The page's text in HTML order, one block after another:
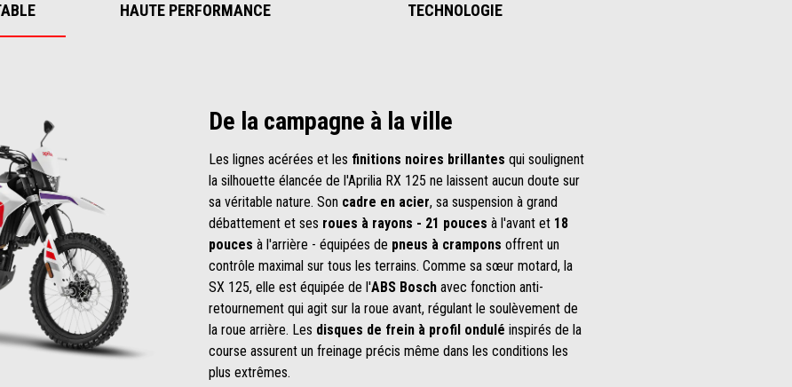
HAUTE PERFORMANCE TECHNOLOGIE
De la campagne à la ville
Les lignes acérées et les finitions noires brillantes qui soulignent
la silhouette élancée de l'Aprilia RX 125 ne laissent aucun doute sur
sa véritable nature. Son cadre en acier, sa suspension à grand
débattement et ses roues à rayons - 21 pouces à l'avant et 18
pouces à l'arrière - équipées de pneus à crampons offrent un
contrôle maximal sur tous les terrains. Comme sa sœur motard, la
SX 125, elle est équipée de l'ABS Bosch avec fonction anti-
retournement qui agit sur la roue avant, régulant le soulèvement de
la roue arrière. Les disques de frein à profil ondulé inspirés de la
course assurent un freinage précis même dans les conditions les
plus extrêmes.